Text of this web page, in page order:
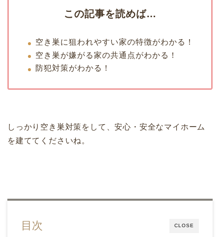
この記事を読めば…
空き巣に狙われやすい家の特徴がわかる！
空き巣が嫌がる家の共通点がわかる！
防犯対策がわかる！
しっかり空き巣対策をして、安心・安全なマイホーム
を建ててくださいね。
CLOSE
目次